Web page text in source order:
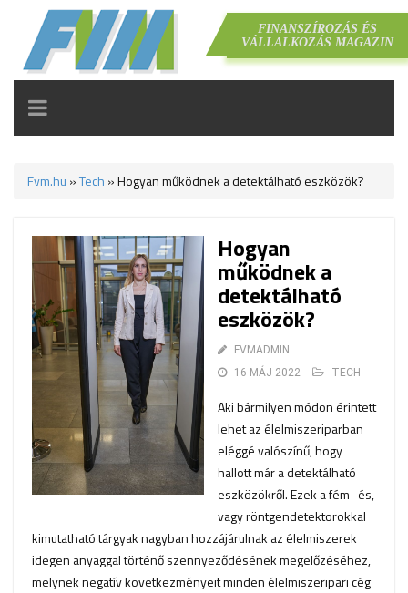
FINANSZÍROZÁS ÉS
VÁLLALKOZÁS MAGAZIN
TOGGLE
NAVIGATION
Fvm.hu »Tech »Hogyan működnek a detektálható eszközök?
Hogyan
működnek a
detektálható
eszközök?
FVMADMIN
16 MÁJ 2022
TECH
Aki bármilyen módon érintett
lehet az élelmiszeriparban
eléggé valószínű, hogy
hallott már a detektálható
eszközökről. Ezek a fém- és,
vagy röntgendetektorokkal
kimutatható tárgyak nagyban hozzájárulnak az élelmiszerek
idegen anyaggal történő szennyeződésének megelőzéséhez,
melynek negatív következményeit minden élelmiszeripari cég